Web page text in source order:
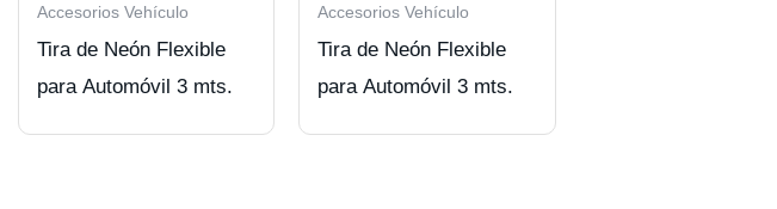
Accesorios Vehículo
Tira de Neón Flexible
para Automóvil 3 mts.
Accesorios Vehículo
Tira de Neón Flexible
para Automóvil 3 mts.